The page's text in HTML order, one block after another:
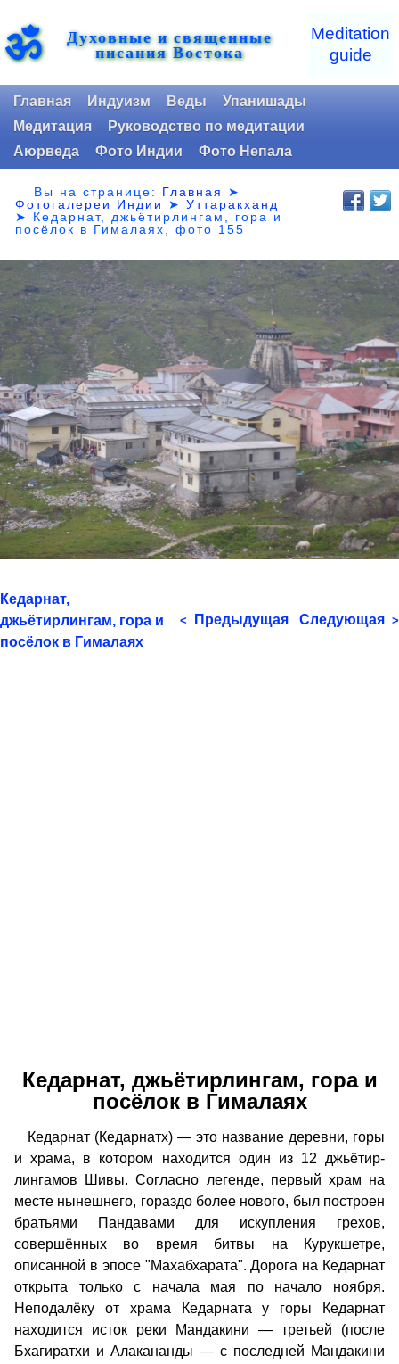
ॐ Духовные и священные
писания Востока
Meditation
guide
Главная Индуизм Веды
Упанишады
Медитация
Руководство по медитации
Аюрведа
Фото Индии Фото Непала
Вы на странице: Главная
➤
Фотогалереи Индии
➤Уттаракханд
➤ Кедарнат, джьётирлингам, гора и
посёлок в Гималаях, фото 155
Кедарнат,
джьётирлингам, гора и
посёлок в Гималаях
< Предыдущая Следующая >
Кедарнат, джьётирлингам, гора и
посёлок в Гималаях
Кедарнат (Кедарнатх) — это название деревни, горы
и храма, в котором находится один из 12 джьётир-
лингамов Шивы. Согласно легенде, первый храм на
месте нынешнего, гораздо более нового, был построен
братьями Пандавами для искупления грехов,
совершённых во время битвы на Курукшетре,
описанной в эпосе "Махабхарата". Дорога на Кедарнат
открыта только с начала мая по начало ноября.
Неподалёку от храма Кедарната у горы Кедарнат
находится исток реки Мандакини — третьей (после
Бхагиратхи и Алакананды — с последней Мандакини